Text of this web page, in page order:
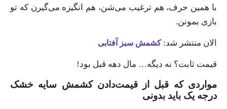
با همین حرف، هم ترغیب می‌شن، هم انگیزه می‌گیرن که تو
بازی بمونن.
الان منتشر شد:کشمش سبز آفتابی
قیمت ثابت؟ نه دیگه… مال دهه قبل بود!
مواردی که قبل از قیمت‌دادن کشمش سایه خشک
درجه یک باید بدونی